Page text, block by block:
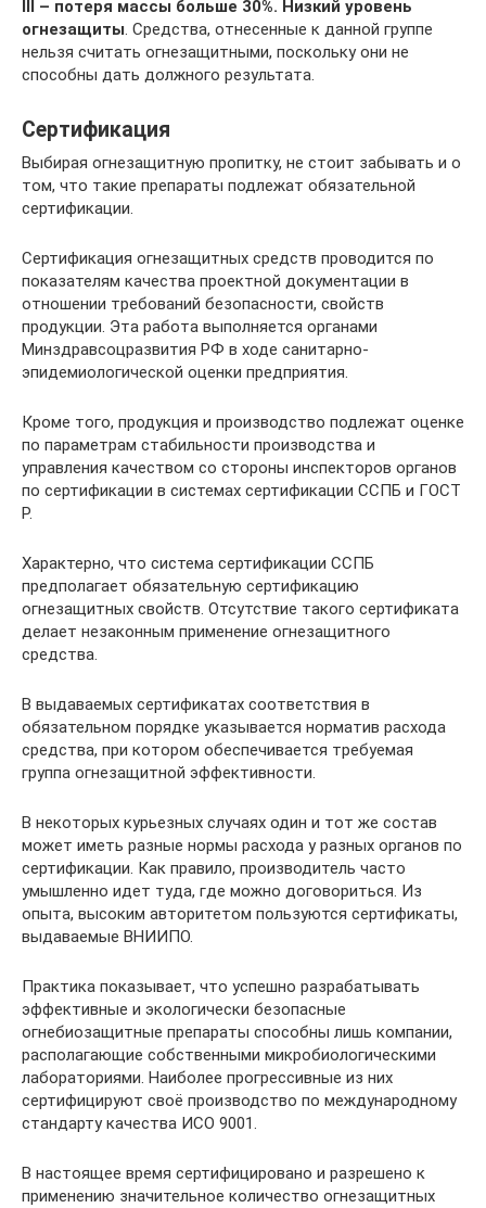
III – потеря массы больше 30%. Низкий уровень
огнезащиты. Средства, отнесенные к данной группе
нельзя считать огнезащитными, поскольку они не
способны дать должного результата.
Сертификация
Выбирая огнезащитную пропитку, не стоит забывать и о
том, что такие препараты подлежат обязательной
сертификации.
Сертификация огнезащитных средств проводится по
показателям качества проектной документации в
отношении требований безопасности, свойств
продукции. Эта работа выполняется органами
Минздравсоцразвития РФ в ходе санитарно-
эпидемиологической оценки предприятия.
Кроме того, продукция и производство подлежат оценке
по параметрам стабильности производства и
управления качеством со стороны инспекторов органов
по сертификации в системах сертификации ССПБ и ГОСТ
Р.
Характерно, что система сертификации ССПБ
предполагает обязательную сертификацию
огнезащитных свойств. Отсутствие такого сертификата
делает незаконным применение огнезащитного
средства.
В выдаваемых сертификатах соответствия в
обязательном порядке указывается норматив расхода
средства, при котором обеспечивается требуемая
группа огнезащитной эффективности.
В некоторых курьезных случаях один и тот же состав
может иметь разные нормы расхода у разных органов по
сертификации. Как правило, производитель часто
умышленно идет туда, где можно договориться. Из
опыта, высоким авторитетом пользуются сертификаты,
выдаваемые ВНИИПО.
Практика показывает, что успешно разрабатывать
эффективные и экологически безопасные
огнебиозащитные препараты способны лишь компании,
располагающие собственными микробиологическими
лабораториями. Наиболее прогрессивные из них
сертифицируют своё производство по международному
стандарту качества ИСО 9001.
В настоящее время сертифицировано и разрешено к
применению значительное количество огнезащитных